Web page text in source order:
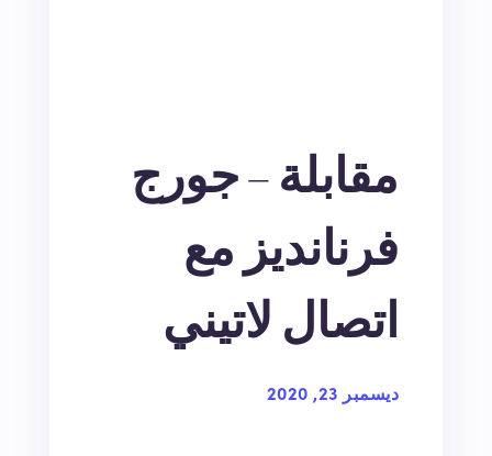
مقابلة – جورج
فرنانديز مع
اتصال لاتيني
ديسمبر 23, 2020